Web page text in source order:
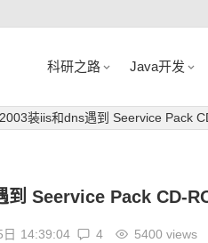
科研之路 Java开发
装iis和dns遇到 Seervice Pack
Seervice Pack CD-
14:39:04 4 5400 views